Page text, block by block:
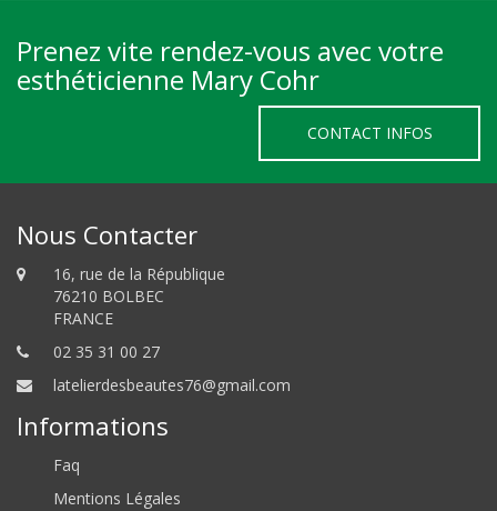
Prenez vite rendez-vous avec votre
esthéticienne Mary Cohr
CONTACT INFOS
Nous Contacter
16, rue de la République
76210 BOLBEC
FRANCE
02 35 31 00 27
latelierdesbeautes76@gmail.com
Informations
Faq
Mentions Légales